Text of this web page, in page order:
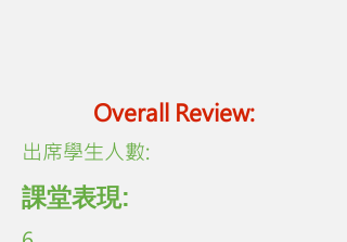
Overall Review:
​出席學生人數:
課堂表現: